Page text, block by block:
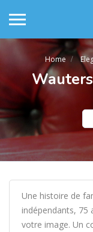
Home
Une histoire de
indépendants, 75
votre image. Un